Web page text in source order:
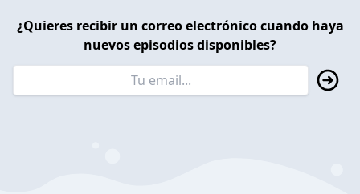
¿Quieres recibir un correo electrónico cuando haya
nuevos episodios disponibles?